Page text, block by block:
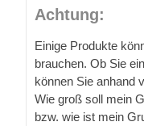
Achtung:
Einige Produkte
brauchen. Ob Sie
können Sie anhand
Wie groß soll mein
bzw. wie ist mein